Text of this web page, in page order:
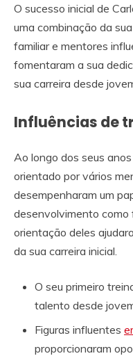
O sucesso inicial de
uma combinação da
familiar e mentores
fomentaram a sua
sua carreira desde
Influências de
Ao longo dos seus
orientado por vários
desempenharam um
desenvolvimento como
orientação deles
da sua carreira inicial.
O seu primeiro
talento desde
Figuras influentes
proporcionaram